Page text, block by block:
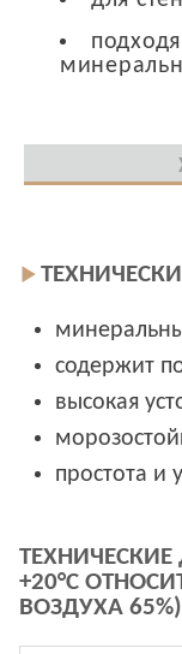
содержит
высокая
простота и
+20°C
ВОЗДУХА 65%)